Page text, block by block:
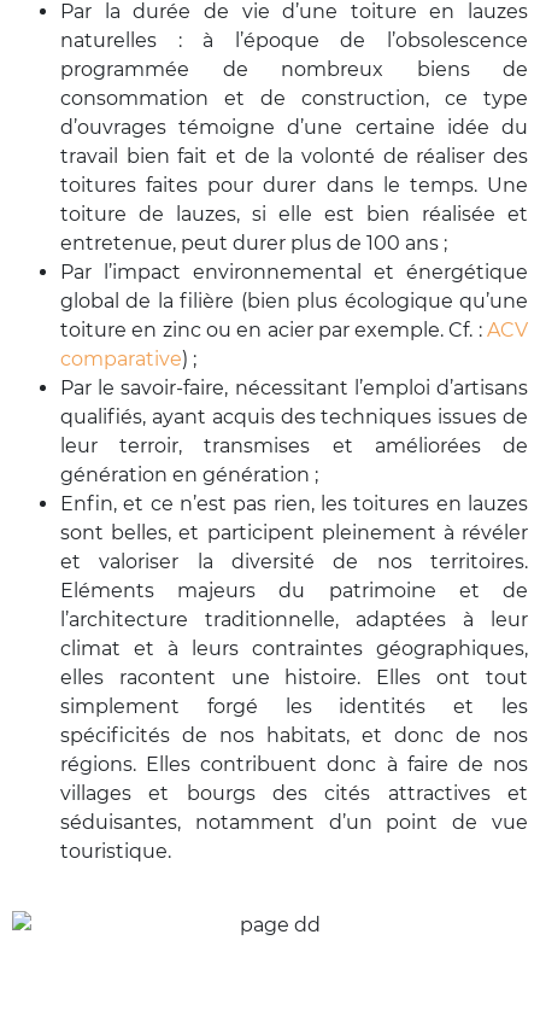
Par la durée de vie d’une toiture en lauzes
naturelles : à l’époque de l’obsolescence
programmée de nombreux biens de
consommation et de construction, ce type
d’ouvrages témoigne d’une certaine idée du
travail bien fait et de la volonté de réaliser des
toitures faites pour durer dans le temps. Une
toiture de lauzes, si elle est bien réalisée et
entretenue, peut durer plus de 100 ans ;
Par l’impact environnemental et énergétique
global de la filière (bien plus écologique qu’une
toiture en zinc ou en acier par exemple. Cf. : ACV
comparative) ;
Par le savoir-faire, nécessitant l’emploi d’artisans
qualifiés, ayant acquis des techniques issues de
leur terroir, transmises et améliorées de
génération en génération ;
Enfin, et ce n’est pas rien, les toitures en lauzes
sont belles, et participent pleinement à révéler
et valoriser la diversité de nos territoires.
Eléments majeurs du patrimoine et de
l’architecture traditionnelle, adaptées à leur
climat et à leurs contraintes géographiques,
elles racontent une histoire. Elles ont tout
simplement forgé les identités et les
spécificités de nos habitats, et donc de nos
régions. Elles contribuent donc à faire de nos
villages et bourgs des cités attractives et
séduisantes, notamment d’un point de vue
touristique.